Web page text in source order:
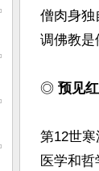
僧肉身独
调佛教是
◎ 预见
第12世
医学和哲